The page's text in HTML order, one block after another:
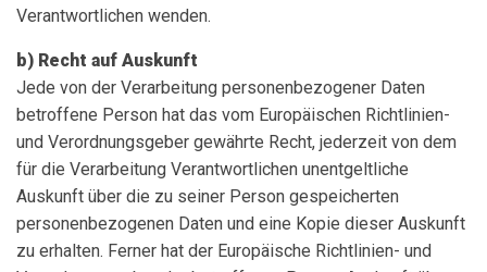
Verantwortlichen wenden.
b) Recht auf Auskunft
Jede von der Verarbeitung personenbezogener Daten
betroffene Person hat das vom Europäischen Richtlinien-
und Verordnungsgeber gewährte Recht, jederzeit von dem
für die Verarbeitung Verantwortlichen unentgeltliche
Auskunft über die zu seiner Person gespeicherten
personenbezogenen Daten und eine Kopie dieser Auskunft
zu erhalten. Ferner hat der Europäische Richtlinien- und